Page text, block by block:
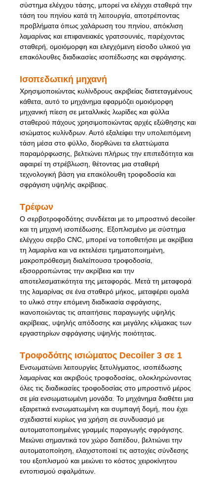
σύστημα ελέγχου τάσης, μπορεί να ελέγχει σταθερά την
τάση του πηνίου κατά τη λειτουργία, αποτρέποντας
προβλήματα όπως χαλάρωση του πηνίου, απόκλιση
λαμαρίνας και επιφανειακές γρατσουνιές, παρέχοντας
σταθερή, ομοιόμορφη και ελεγχόμενη είσοδο υλικού για
επακόλουθες διαδικασίες ισοπέδωσης και σφράγισης.
Ισοπεδωτική μηχανή
Χρησιμοποιώντας κυλίνδρους ακριβείας διατεταγμένους
κάθετα, αυτό το μηχάνημα εφαρμόζει ομοιόμορφη
μηχανική πίεση σε μεταλλικές λωρίδες και φύλλα
σταθερού πάχους χρησιμοποιώντας αρχές εξώθησης και
ισιώματος κυλίνδρων. Αυτό εξαλείφει την υπολειπόμενη
τάση μέσα στο φύλλο, διορθώνει τα ελαττώματα
παραμόρφωσης, βελτιώνει πλήρως την επιπεδότητα και
αφαιρεί τη στρέβλωση, θέτοντας μια σταθερή
τεχνολογική βάση για επακόλουθη τροφοδοσία και
σφράγιση υψηλής ακρίβειας.
Τρέφων
Ο σερβοτροφοδότης συνδέεται με το μπροστινό decoiler
και τη μηχανή ισοπέδωσης. Εξοπλισμένο με σύστημα
ελέγχου σερβο CNC, μπορεί να τοποθετήσει με ακρίβεια
τη λαμαρίνα και να εκτελέσει τμηματοποιημένη,
μακροπρόθεσμη διαλείπουσα τροφοδοσία,
εξισορροπώντας την ακρίβεια και την
αποτελεσματικότητα της μεταφοράς. Μετά τη μεταφορά
της λαμαρίνας σε ένα σταθερό μήκος, μεταφέρει ομαλά
το υλικό στην επόμενη διαδικασία σφράγισης,
ικανοποιώντας τις απαιτήσεις παραγωγής υψηλής
ακρίβειας, υψηλής απόδοσης και μεγάλης κλίμακας των
εργαστηρίων σφράγισης υψηλής ποιότητας.
Τροφοδότης ισιώματος Decoiler 3 σε 1
Ενσωματώνει λειτουργίες ξετυλίγματος, ισοπέδωσης
λαμαρίνας και ακριβούς τροφοδοσίας, ολοκληρώνοντας
όλες τις διαδικασίες τροφοδοσίας στο μπροστινό μέρος
σε μία ενσωματωμένη μονάδα. Το μηχάνημα διαθέτει μια
εξαιρετικά ενσωματωμένη και συμπαγή δομή, που έχει
σχεδιαστεί κυρίως για χρήση σε συνδυασμό με
αυτοματοποιημένες γραμμές παραγωγής σφράγισης.
Μειώνει σημαντικά τον χώρο δαπέδου, βελτιώνει την
αυτοματοποίηση, ελαχιστοποιεί τις αστοχίες σύνδεσης
του εξοπλισμού και μειώνει το κόστος χειροκίνητου
εντοπισμού σφαλμάτων.